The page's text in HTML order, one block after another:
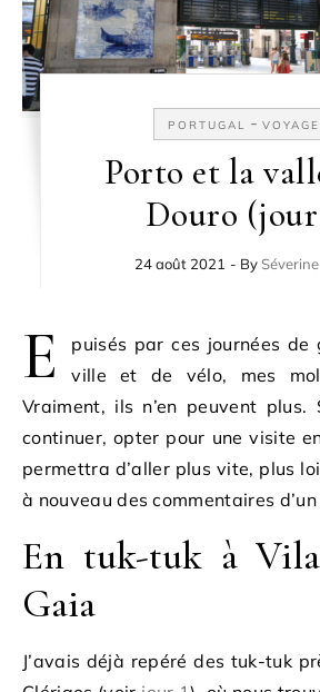
PORTUGAL -
Porto et la
Douro
24 août 2021 - By
E
puisés par ces journées
ville et de vélo, mes
Vraiment, ils n’en peuvent plus.
continuer, opter pour une visite
permettra d’aller plus vite, plus
à nouveau des commentaires
En tuk-tuk à
Gaia
J’avais déjà repéré des tuk-tuk